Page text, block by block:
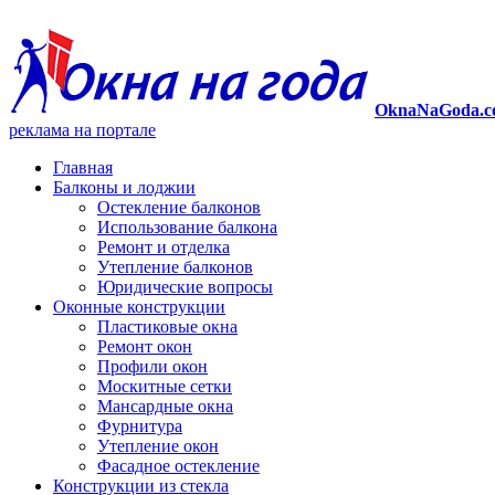
реклама на портале
Главная
Балконы и лоджии
Остекление балконов
Использование балкона
Ремонт и отделка
Утепление балконов
Юридические вопросы
Оконные конструкции
Пластиковые окна
Ремонт окон
Профили окон
Москитные сетки
Мансардные окна
Фурнитура
Утепление окон
Фасадное остекление
Конструкции из стекла